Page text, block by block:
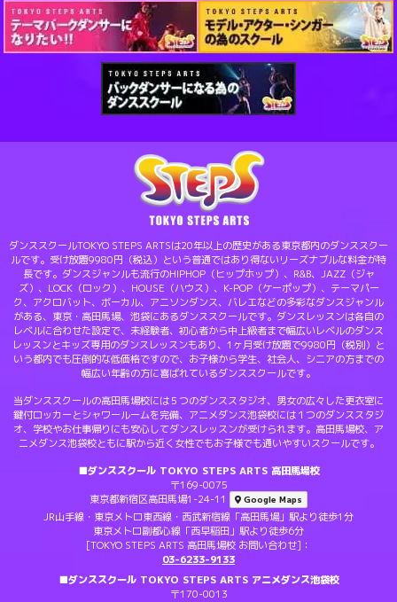
ダンススクールTOKYO STEPS ARTSは20年以上の歴史がある東京都内のダンススクー
ルです。受け放題9980円（税込）という普通ではあり得ないリーズナブルな料金が特
長です。ダンスジャンルも流行のHIPHOP（ヒップホップ）、R&B、JAZZ（ジャ
ズ）、LOCK（ロック）、HOUSE（ハウス）、K-POP（ケーポップ）、テーマパー
ク、アクロバット、ボーカル、アニソンダンス、バレエなどの多彩なダンスジャンル
がある、東京・高田馬場、池袋にあるダンススクールです。ダンスレッスンは各自の
レベルに合わせた設定で、未経験者、初心者から中上級者まで幅広いレベルのダンス
レッスンとキッズ専用のダンスレッスンもあり、1ヶ月受け放題で9980円（税別）と
いう都内でも圧倒的な低価格ですので、お子様から学生、社会人、シニアの方までの
幅広い年齢の方に喜ばれているダンススクールです。
当ダンススクールの高田馬場校には５つのダンススタジオ、男女の広々した更衣室に
鍵付ロッカーとシャワールームを完備、アニメダンス池袋校には１つのダンススタジ
オ、学校やお仕事帰りにも安心してダンスレッスンが受けられます。高田馬場校、ア
ニメダンス池袋校ともに駅から近く女性でもお子様でも通いやすいスクールです。
■ダンススクール TOKYO STEPS ARTS 高田馬場校
〒169-0075
東京都新宿区高田馬場1-24-11
Google Maps
JR山手線・東京メトロ東西線・西武新宿線「高田馬場」駅より徒歩1分
東京メトロ副都心線「西早稲田」駅より徒歩6分
[TOKYO STEPS ARTS 高田馬場校 お問い合わせ]：
03-6233-9133
■ダンススクール TOKYO STEPS ARTS アニメダンス池袋校
〒170-0013